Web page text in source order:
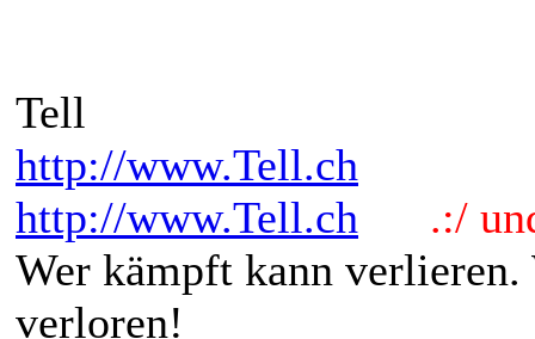
Tell
http://www.Tell.ch
http://www.Tell.ch
.:/
Wer kämpft kann
verloren!